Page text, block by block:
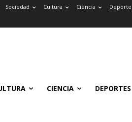
Sociedad Cultura Ciencia
CIENCIA DEPORTES